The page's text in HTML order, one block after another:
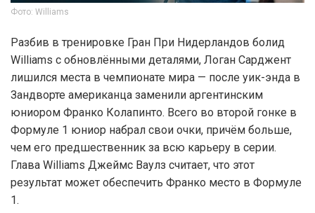
Фото: Williams
Разбив в тренировке Гран При Нидерландов болид
Williams с обновлёнными деталями, Логан Сарджент
лишился места в чемпионате мира — после уик-энда в
Зандворте американца заменили аргентинским
юниором Франко Колапинто. Всего во второй гонке в
Формуле 1 юниор набрал свои очки, причём больше,
чем его предшественник за всю карьеру в серии.
Глава Williams Джеймс Ваулз считает, что этот
результат может обеспечить Франко место в Формуле
1.